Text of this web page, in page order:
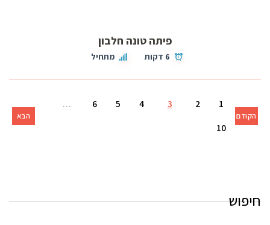
פיתה טונה חלבון
6 דקות מתחיל
הקודם
1
2
3
4
5
6
…
10
הבא
חיפוש